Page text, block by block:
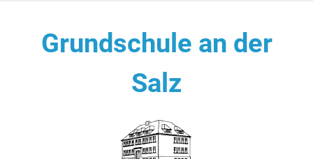
Grundschule an der
Salz